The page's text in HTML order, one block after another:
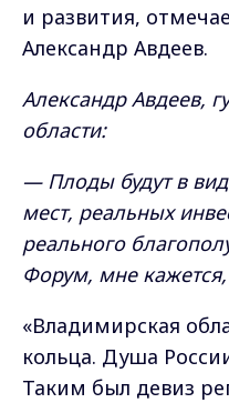
и развития,
Александр Авдеев.
Александр Авдеев,
области:
— Плоды будут в
мест, реальных
реального
Форум, мне кажется,
«Владимирская
кольца. Душа
Таким был девиз